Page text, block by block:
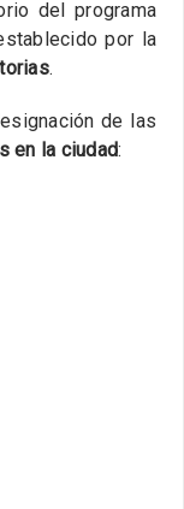
del programa
por la
.
de las
en la ciudad: